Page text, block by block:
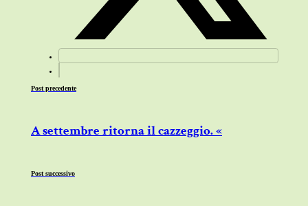
Post precedente
A settembre ritorna il cazzeggio. «
Post successivo